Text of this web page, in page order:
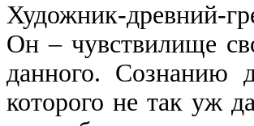
Художник-древний-
Он – чувствилище
данного. Сознанию
которого не так уж